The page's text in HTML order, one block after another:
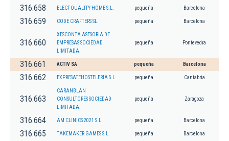
316.658 ELECT QUALITY HOME S.L. pequeña Barcelona
316.659 CODE CRAFTERS SL. pequeña Barcelona
316.660
XESCONTA ASESORIA DE
EMPRESAS SOCIEDAD
LIMITADA.
pequeña Pontevedra
316.661 ACTIV SA pequeña Barcelona
316.662 EXPRESATEHOSTELERIA S.L. pequeña Cantabria
316.663
CARANBLAN
CONSULTORES SOCIEDAD
LIMITADA.
pequeña Zaragoza
316.664 AM CLINICS 2021 S.L. pequeña Barcelona
316.665 TAKEMAKER GAMES S.L. pequeña Barcelona